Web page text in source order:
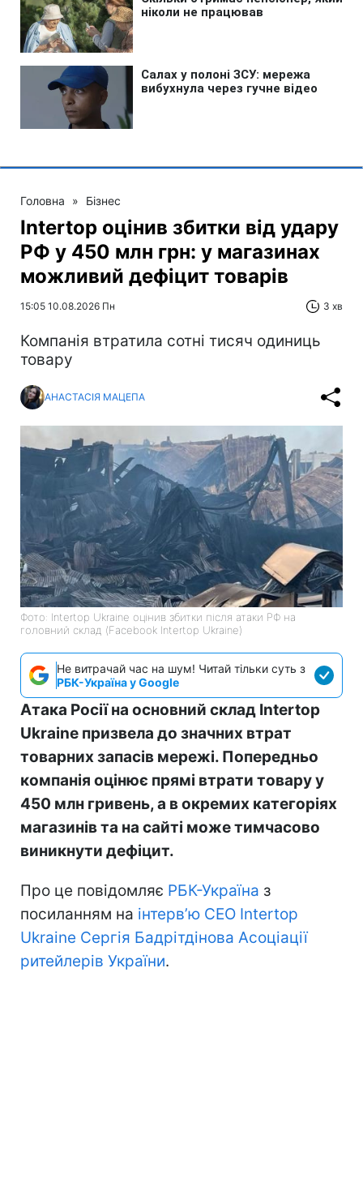
Головна » Бізнес
Intertop оцінив збитки від удару
РФ у 450 млн грн: у магазинах
можливий дефіцит товарів
15:05 10.08.2026 Пн 3 хв
Компанія втратила сотні тисяч одиниць
товару
АНАСТАСІЯ МАЦЕПА
Фото: Intertop Ukraine оцінив збитки після атаки РФ на
головний склад (Facebook Intertop Ukraine)
Не витрачай час на шум! Читай тільки суть з
РБК-Україна у Google
Атака Росії на основний склад Intertop
Ukraine призвела до значних втрат
товарних запасів мережі. Попередньо
компанія оцінює прямі втрати товару у
450 млн гривень, а в окремих категоріях
магазинів та на сайті може тимчасово
виникнути дефіцит.
Про це повідомляє РБК-Україна з
посиланням на інтерв’ю CEO Intertop
Ukraine Сергія Бадрітдінова Асоціації
ритейлерів України.